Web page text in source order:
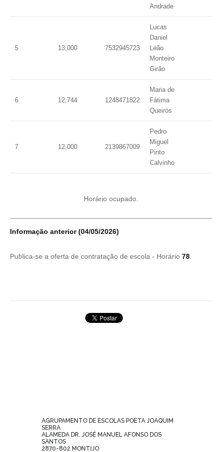
Andrade
5 13,000 7532945723
Lucas
Daniel
Leão
Monteiro
Girão
6 12,744 1248471822
Maria de
Fátima
Queirós
7 12,000 2139867009
Pedro
Miguel
Pinto
Calvinho
Horário ocupado.
Informação anterior (04/05/2026)
Publica-se a oferta de contratação de escola - Horário 78
AGRUPAMENTO DE ESCOLAS POETA JOAQUIM
SERRA
ALAMEDA DR. JOSÉ MANUEL AFONSO DOS
SANTOS
2870-802 MONTIJO